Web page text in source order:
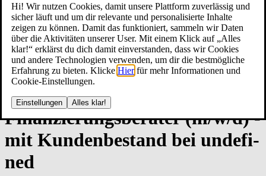
Hi! Wir nutzen Cookies, damit unsere Plattform zuverlässig und
sicher läuft und um dir relevante und personalisierte Inhalte
zeigen zu können. Damit das funktioniert, sammeln wir Daten
über die Aktivitäten unserer User. Mit einem Klick auf „Alles
klar!“ erklärst du dich damit einverstanden, dass wir Cookies
und andere Technologien verwenden, um dir die bestmögliche
Erfahrung zu bieten. Klicke Hier für mehr Informationen und
Cookie-Einstellungen.
Einstellungen Alles klar!
Fi­nan­zie­rungs­be­ra­ter (m/w/d) ­
mit Kun­den­be­stan­d bei un­de­fi­
ned